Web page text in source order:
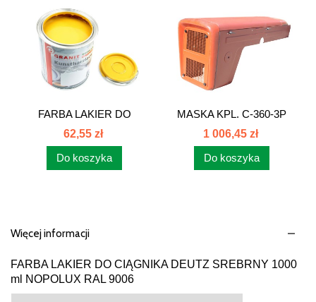
FARBA LAKIER DO
MASZYNY...
62,55 zł
Do koszyka
MASKA KPL. C-360-3P
46953000,...
1 006,45 zł
Do koszyka
Więcej informacji
FARBA LAKIER DO CIĄGNIKA DEUTZ SREBRNY 1000
ml NOPOLUX RAL 9006